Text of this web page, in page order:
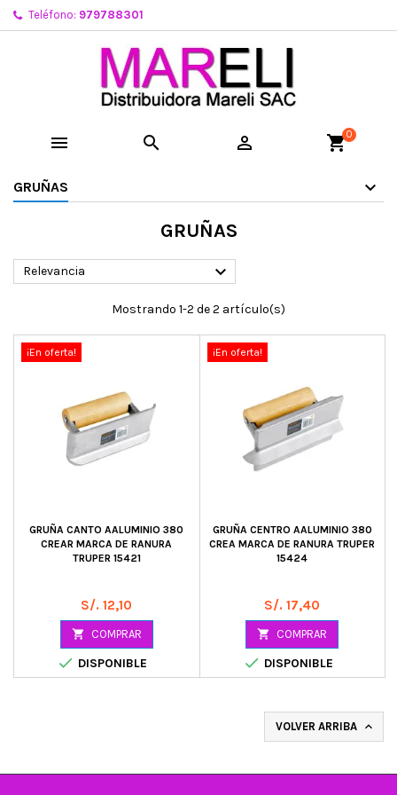
Teléfono: 979788301
   shopping_cart0
GRUÑAS
GRUÑAS
Relevancia 
Mostrando 1-2 de 2 artículo(s)
¡En oferta!
GRUÑA CANTO AALUMINIO 380
CREAR MARCA DE RANURA
TRUPER 15421
Precio
S/. 12,10
 COMPRAR
 DISPONIBLE
¡En oferta!
GRUÑA CENTRO AALUMINIO 380
CREA MARCA DE RANURA TRUPER
15424
Precio
S/. 17,40
 COMPRAR
 DISPONIBLE
VOLVER ARRIBA 